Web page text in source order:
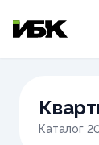
Каталог
2-комнатная